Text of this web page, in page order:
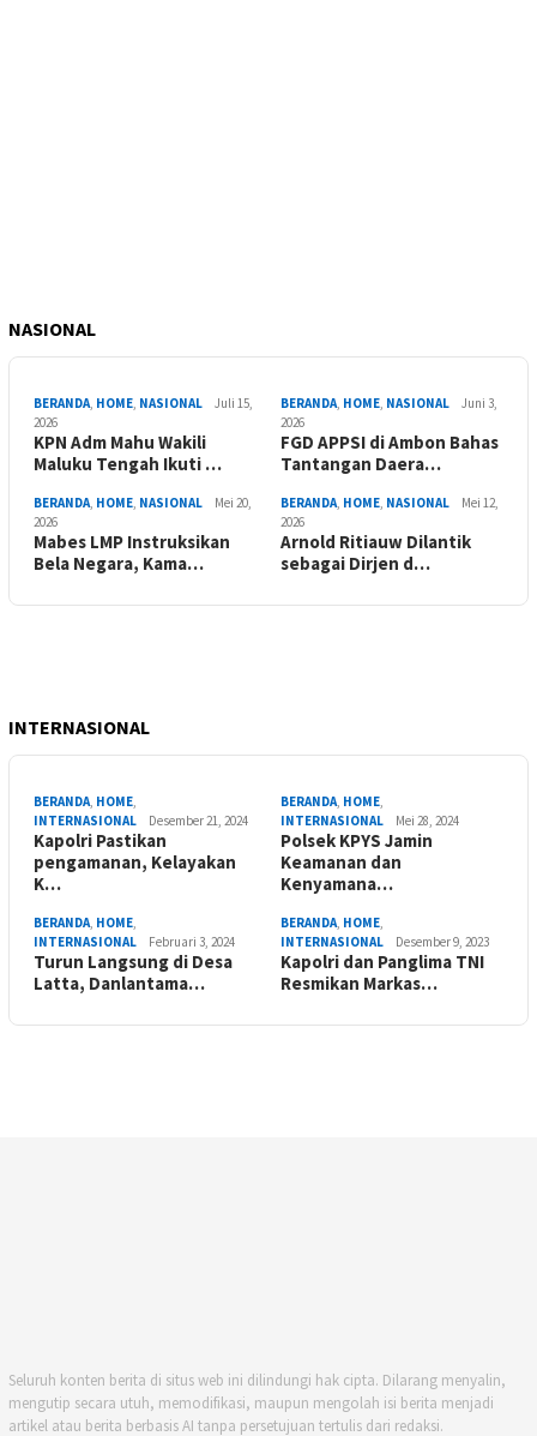
NASIONAL
BERANDA, HOME, NASIONAL
Juli 15,
2026
KPN Adm Mahu Wakili
Maluku Tengah Ikuti …
BERANDA, HOME, NASIONAL
Juni 3,
2026
FGD APPSI di Ambon Bahas
Tantangan Daera…
BERANDA, HOME, NASIONAL
Mei 20,
2026
Mabes LMP Instruksikan
Bela Negara, Kama…
BERANDA, HOME, NASIONAL
Mei 12,
2026
Arnold Ritiauw Dilantik
sebagai Dirjen d…
INTERNASIONAL
BERANDA, HOME,
INTERNASIONAL
Desember 21, 2024
Kapolri Pastikan
pengamanan, Kelayakan
K…
BERANDA, HOME,
INTERNASIONAL
Mei 28, 2024
Polsek KPYS Jamin
Keamanan dan
Kenyamana…
BERANDA, HOME,
INTERNASIONAL
Februari 3, 2024
Turun Langsung di Desa
Latta, Danlantama…
BERANDA, HOME,
INTERNASIONAL
Desember 9, 2023
Kapolri dan Panglima TNI
Resmikan Markas…
Seluruh konten berita di situs web ini dilindungi hak cipta. Dilarang menyalin,
mengutip secara utuh, memodifikasi, maupun mengolah isi berita menjadi
artikel atau berita berbasis AI tanpa persetujuan tertulis dari redaksi.